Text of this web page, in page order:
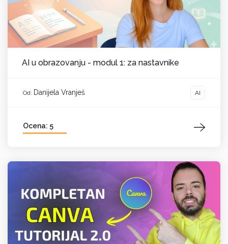
AI u obrazovanju - modul 1: za nastavnike
Od: Danijela Vranješ AI
Ocena: 5